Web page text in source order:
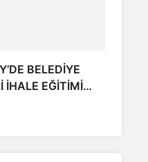
BELEDİYE
İHALE EĞİTİMİ